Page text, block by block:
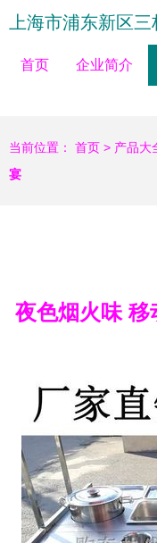
上海市浦东新区
首页 企业简介
当前位置： 首页 > 产品大
宴
夜色烟火味 移